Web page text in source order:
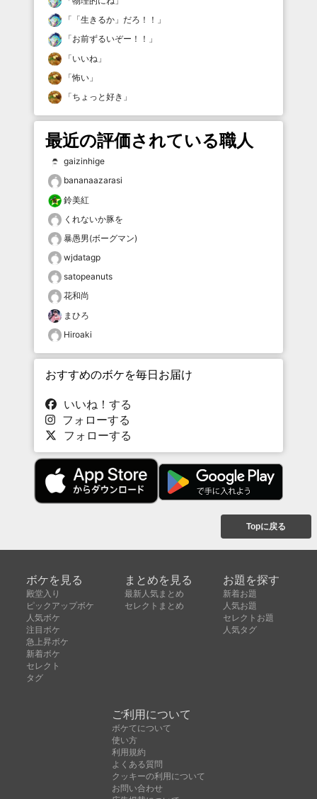
「 「生きるか」だろ！！ 」
「お前ずるいぞー！！ 」
「いいね 」
「怖い 」
「ちょっと好き 」
最近の評価されている職人
gaizinhige
bananaazarasi
鈴美紅
くれないか豚を
暴愚男(ボーグマン)
wjdatagp
satopeanuts
花和尚
まひろ
Hiroaki
おすすめのボケを毎日お届け
いいね！する
フォローする
フォローする
Topに戻る
ボケを見る
殿堂入り
ピックアップボケ
人気ボケ
注目ボケ
急上昇ボケ
新着ボケ
セレクト
タグ
まとめを見る
最新人気まとめ
セレクトまとめ
お題を探す
新着お題
人気お題
セレクトお題
人気タグ
ご利用について
ボケてについて
使い方
利用規約
よくある質問
クッキーの利用について
お問い合わせ